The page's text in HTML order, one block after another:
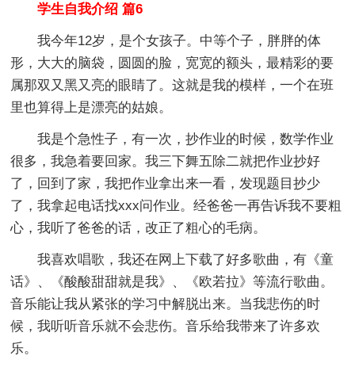
学生自我介绍 篇6
我今年12岁，是个女孩子。中等个子，胖胖的体
形，大大的脑袋，圆圆的脸，宽宽的额头，最精彩的要
属那双又黑又亮的眼睛了。这就是我的模样，一个在班
里也算得上是漂亮的姑娘。
我是个急性子，有一次，抄作业的时候，数学作业
很多，我急着要回家。我三下舞五除二就把作业抄好
了，回到了家，我把作业拿出来一看，发现题目抄少
了，我拿起电话找xxx问作业。经爸爸一再告诉我不要粗
心，我听了爸爸的话，改正了粗心的毛病。
我喜欢唱歌，我还在网上下载了好多歌曲，有《童
话》、《酸酸甜甜就是我》、《欧若拉》等流行歌曲。
音乐能让我从紧张的学习中解脱出来。当我悲伤的时
候，我听听音乐就不会悲伤。音乐给我带来了许多欢
乐。